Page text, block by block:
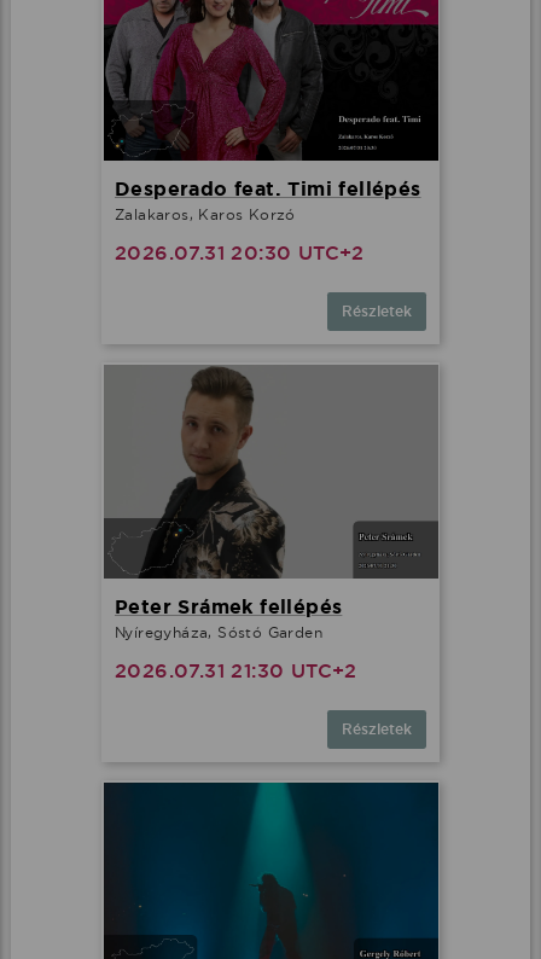
Desperado feat. Timi fellépés
Zalakaros, Karos Korzó
2026.07.31 20:30 UTC+2
Részletek
Peter Srámek fellépés
Nyíregyháza, Sóstó Garden
2026.07.31 21:30 UTC+2
Részletek